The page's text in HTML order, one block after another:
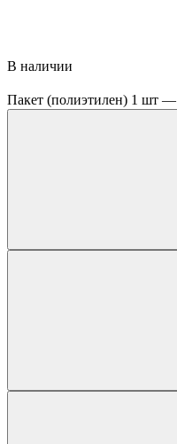
В наличии
Пакет (полиэтилен) 1 шт —